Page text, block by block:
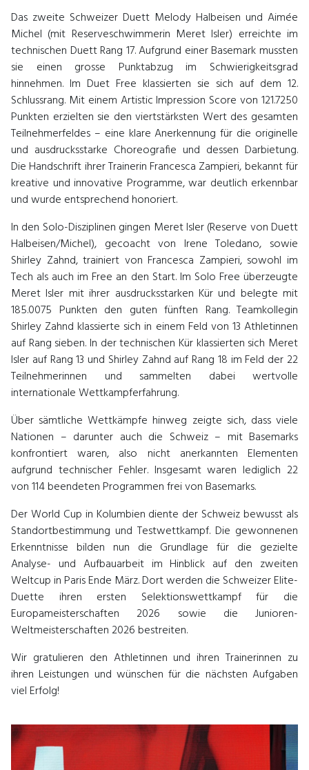
Das zweite Schweizer Duett Melody Halbeisen und Aimée
Michel (mit Reserveschwimmerin Meret Isler) erreichte im
technischen Duett Rang 17. Aufgrund einer Basemark mussten
sie einen grosse Punktabzug im Schwierigkeitsgrad
hinnehmen. Im Duet Free klassierten sie sich auf dem 12.
Schlussrang. Mit einem Artistic Impression Score von 121.7250
Punkten erzielten sie den viertstärksten Wert des gesamten
Teilnehmerfeldes – eine klare Anerkennung für die originelle
und ausdrucksstarke Choreografie und dessen Darbietung.
Die Handschrift ihrer Trainerin Francesca Zampieri, bekannt für
kreative und innovative Programme, war deutlich erkennbar
und wurde entsprechend honoriert.
In den Solo-Disziplinen gingen Meret Isler (Reserve von Duett
Halbeisen/Michel), gecoacht von Irene Toledano, sowie
Shirley Zahnd, trainiert von Francesca Zampieri, sowohl im
Tech als auch im Free an den Start. Im Solo Free überzeugte
Meret Isler mit ihrer ausdrucksstarken Kür und belegte mit
185.0075 Punkten den guten fünften Rang. Teamkollegin
Shirley Zahnd klassierte sich in einem Feld von 13 Athletinnen
auf Rang sieben. In der technischen Kür klassierten sich Meret
Isler auf Rang 13 und Shirley Zahnd auf Rang 18 im Feld der 22
Teilnehmerinnen und sammelten dabei wertvolle
internationale Wettkampferfahrung.
Über sämtliche Wettkämpfe hinweg zeigte sich, dass viele
Nationen – darunter auch die Schweiz – mit Basemarks
konfrontiert waren, also nicht anerkannten Elementen
aufgrund technischer Fehler. Insgesamt waren lediglich 22
von 114 beendeten Programmen frei von Basemarks.
Der World Cup in Kolumbien diente der Schweiz bewusst als
Standortbestimmung und Testwettkampf. Die gewonnenen
Erkenntnisse bilden nun die Grundlage für die gezielte
Analyse- und Aufbauarbeit im Hinblick auf den zweiten
Weltcup in Paris Ende März. Dort werden die Schweizer Elite-
Duette ihren ersten Selektionswettkampf für die
Europameisterschaften 2026 sowie die Junioren-
Weltmeisterschaften 2026 bestreiten.
Wir gratulieren den Athletinnen und ihren Trainerinnen zu
ihren Leistungen und wünschen für die nächsten Aufgaben
viel Erfolg!